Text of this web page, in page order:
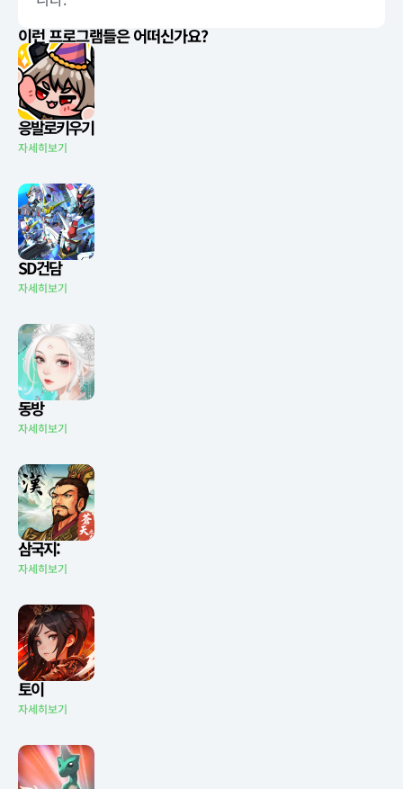
이런 프로그램들은 어떠신가요?
응발로키우기
자세히보기
SD건담
자세히보기
동방
자세히보기
삼국지:
자세히보기
토이
자세히보기